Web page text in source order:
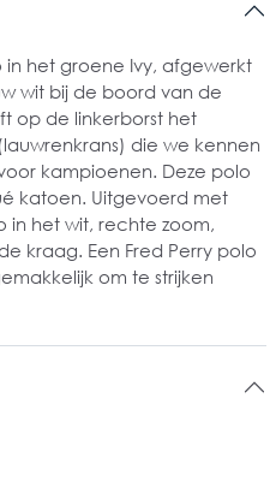
in het groene Ivy, afgewerkt
wit bij de boord van de
op de linkerborst het
die we kennen
kampioenen. Deze polo
katoen. Uitgevoerd met
in het wit, rechte zoom,
kraag. Een Fred Perry polo
om te strijken